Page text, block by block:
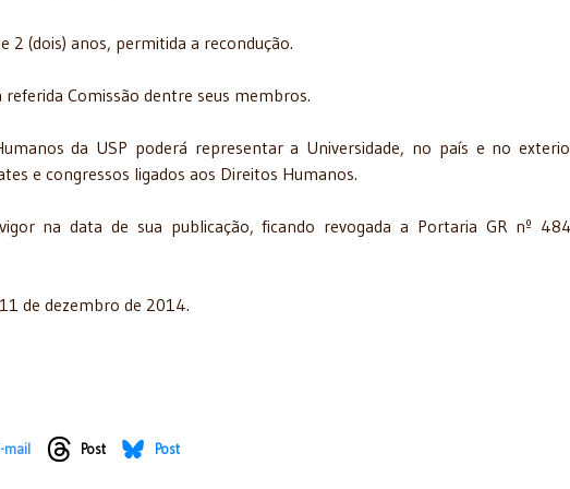
2 (dois) anos, permitida a recondução.
Comissão dentre seus membros.
da USP poderá representar a Universidade, no país e no
e congressos ligados aos Direitos Humanos.
na data de sua publicação, ficando revogada a Portaria GR nº
de dezembro de 2014.
mail Post Post